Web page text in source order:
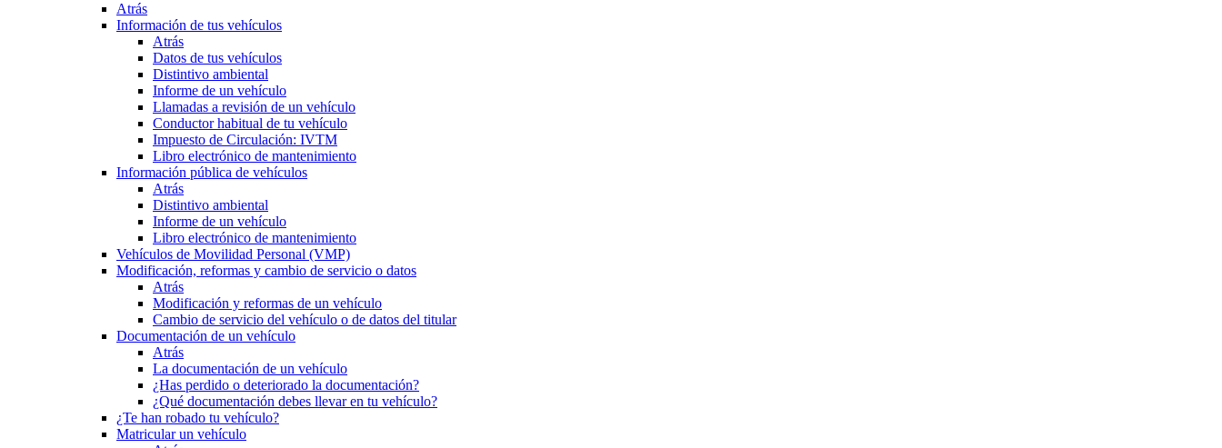
Atrás
Información de tus vehículos
Atrás
Datos de tus vehículos
Distintivo ambiental
Informe de un vehículo
Llamadas a revisión de un vehículo
Conductor habitual de tu vehículo
Impuesto de Circulación: IVTM
Libro electrónico de mantenimiento
Información pública de vehículos
Atrás
Distintivo ambiental
Informe de un vehículo
Libro electrónico de mantenimiento
Vehículos de Movilidad Personal (VMP)
Modificación, reformas y cambio de servicio o datos
Atrás
Modificación y reformas de un vehículo
Cambio de servicio del vehículo o de datos del titular
Documentación de un vehículo
Atrás
La documentación de un vehículo
¿Has perdido o deteriorado la documentación?
¿Qué documentación debes llevar en tu vehículo?
¿Te han robado tu vehículo?
Matricular un vehículo